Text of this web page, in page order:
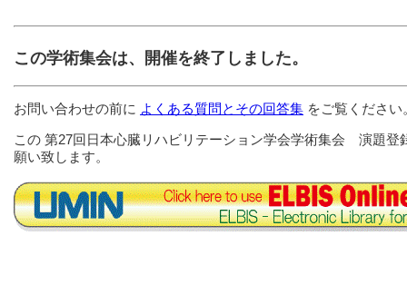
この学術集会は、開催を終了しました。
お問い合わせの前に よくある質問とその回答集 をご覧ください
この 第27回日本心臓リハビリテーション学会学術集会 演題登
願い致します。